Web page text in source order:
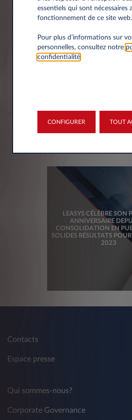
La nouvelle campagne
Noodles® et sera effective, à partir
tous les marchés où Leasys opère.
LEASYS CÉLÈBRE SON
ANNIVERSAIRE
CONSOLIDATION EN
SOLIDES RÉSULTATS
2023
Contacts
Espace presse
Qui sommes-nous?
Corporate Governance
essentiels qui sont nécessaires
fonctionnement de ce site
Pour plus d’informations sur
personnelles, consultez notre
confidentialité.
CONFIGURER TOUT